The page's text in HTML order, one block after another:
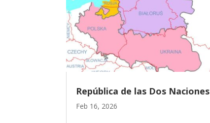
República de las Dos Naciones
Feb 16, 2026